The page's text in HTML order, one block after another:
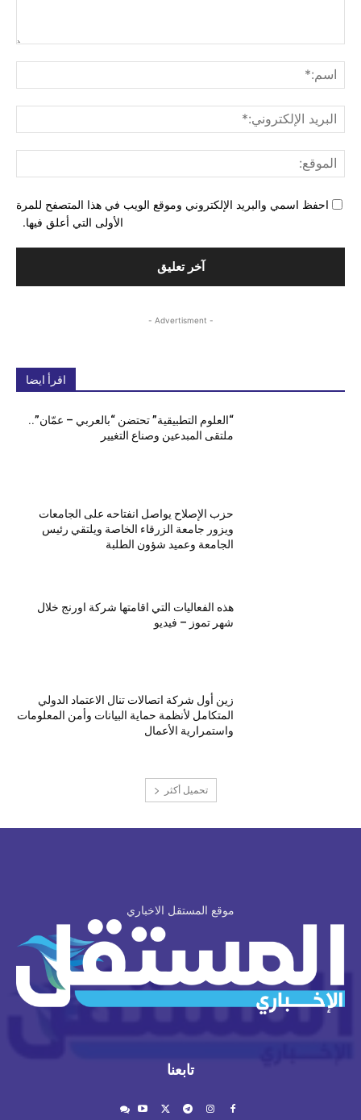
احفظ اسمي والبريد الإلكتروني وموقع الويب في هذا المتصفح للمرة
الأولى التي أعلق فيها.
- Advertisment -
اقرأ ايضا
“العلوم التطبيقية” تحتضن “بالعربي – عمّان”..
ملتقى المبدعين وصناع التغيير
حزب الإصلاح يواصل انفتاحه على الجامعات
ويزور جامعة الزرقاء الخاصة ويلتقي رئيس
الجامعة وعميد شؤون الطلبة
هذه الفعاليات التي اقامتها شركة اورنج خلال
شهر تموز – فيديو
زين أول شركة اتصالات تنال الاعتماد الدولي
المتكامل لأنظمة حماية البيانات وأمن المعلومات
واستمرارية الأعمال
تحميل أكثر
موقع المستقل الاخباري
تابعنا